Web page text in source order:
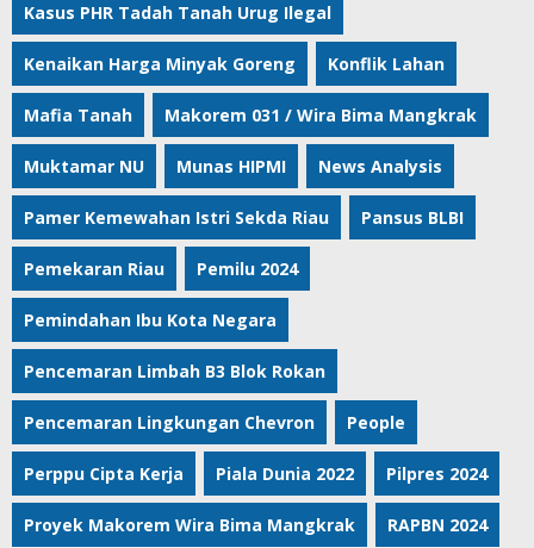
Kasus PHR Tadah Tanah Urug Ilegal
Kenaikan Harga Minyak Goreng Konflik Lahan
Mafia Tanah Makorem 031 / Wira Bima Mangkrak
Muktamar NU Munas HIPMI News Analysis
Pamer Kemewahan Istri Sekda Riau Pansus BLBI
Pemekaran Riau Pemilu 2024
Pemindahan Ibu Kota Negara
Pencemaran Limbah B3 Blok Rokan
Pencemaran Lingkungan Chevron People
Perppu Cipta Kerja Piala Dunia 2022 Pilpres 2024
Proyek Makorem Wira Bima Mangkrak RAPBN 2024